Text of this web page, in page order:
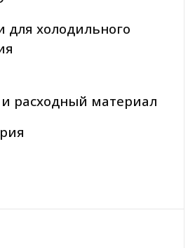
для холодильного
расходный материал